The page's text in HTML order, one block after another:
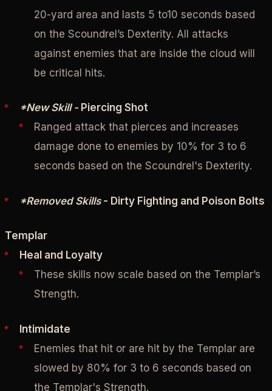
20-yard area and lasts 5 to10 seconds based
on the Scoundrel’s Dexterity. All attacks
against enemies that are inside the cloud will
be critical hits.
*New Skill - Piercing Shot
Ranged attack that pierces and increases
damage done to enemies by 10% for 3 to 6
seconds based on the Scoundrel's Dexterity.
*Removed Skills - Dirty Fighting and Poison Bolts
Templar
Heal and Loyalty
These skills now scale based on the Templar’s
Strength.
Intimidate
Enemies that hit or are hit by the Templar are
slowed by 80% for 3 to 6 seconds based on
the Templar's Strength.